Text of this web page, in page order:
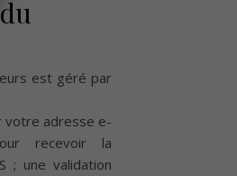
est géré par
votre adresse e-
recevoir la
; une validation